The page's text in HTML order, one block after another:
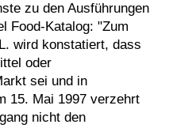
zu den Ausführungen
Food-Katalog: "Zum
wird konstatiert, dass
oder
sei und in
15. Mai 1997 verzehrt
nicht den